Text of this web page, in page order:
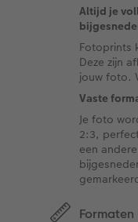
Altijd je
Fotoprints
Deze zijn
jouw foto.
Vaste
Je foto
2:3,
een
Formaten